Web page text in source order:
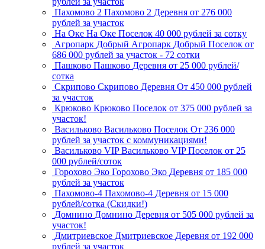
Пахомово 2 Пахомово 2 Деревня от 276 000
рублей за участок
На Оке На Оке Поселок 40 000 рублей за сотку
Агропарк Добрый Агропарк Добрый Поселок от
686 000 рублей за участок - 72 сотки
Пашково Пашково Деревня от 25 000 рублей/
сотка
Скрипово Скрипово Деревня От 450 000 рублей
за участок
Крюково Крюково Поселок от 375 000 рублей за
участок!
Васильково Васильково Поселок От 236 000
рублей за участок с коммуникациями!
Васильково VIP Васильково VIP Поселок от 25
000 рублей/соток
Горохово Эко Горохово Эко Деревня от 185 000
рублей за участок
Пахомово-4 Пахомово-4 Деревня от 15 000
рублей/сотка (Скидки!)
Домнино Домнино Деревня от 505 000 рублей за
участок!
Дмитриевское Дмитриевское Деревня от 192 000
рублей за участок